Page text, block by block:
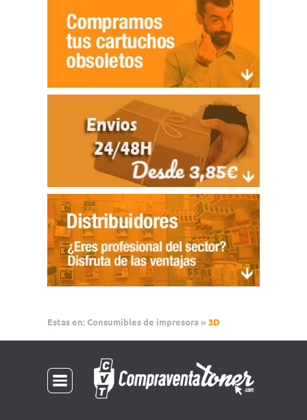
Estas en: Consumibles de impresora » 3D